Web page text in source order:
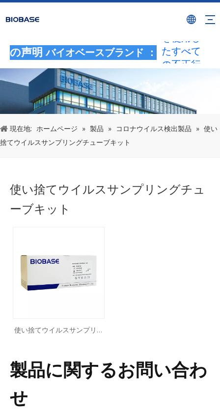
の声明バイオベースブランド ：
ブランド
たすべて
の不正行
とみなさ
れます。
BIOBASE
現在地: ホームページ » 製品 » コロナウイルス検出製品 » 使い
捨てウイルスサンプリングチューブキット
使い捨てウイルスサンプリングチュ
ーブキット
使い捨てウイルスサンプリン
製品に関するお問い合わ
せ